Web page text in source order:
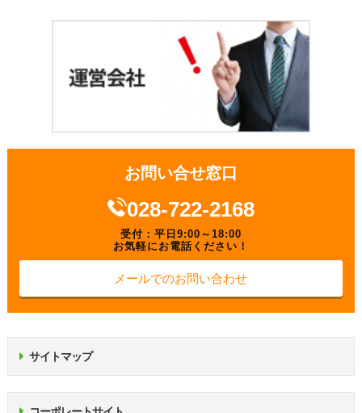
お問い合せ窓口
028-722-2168
受付：平日9:00～18:00
お気軽にお電話ください！
メールでのお問い合わせ
サイトマップ